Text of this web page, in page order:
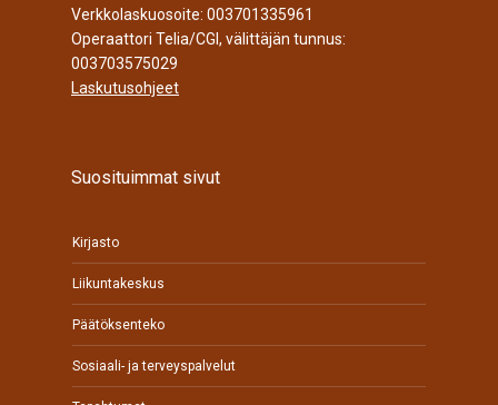
Verkkolaskuosoite: 003701335961
Operaattori Telia/CGI, välittäjän tunnus:
003703575029
Laskutusohjeet
Suosituimmat sivut
Kirjasto
Liikuntakeskus
Päätöksenteko
Sosiaali- ja terveyspalvelut